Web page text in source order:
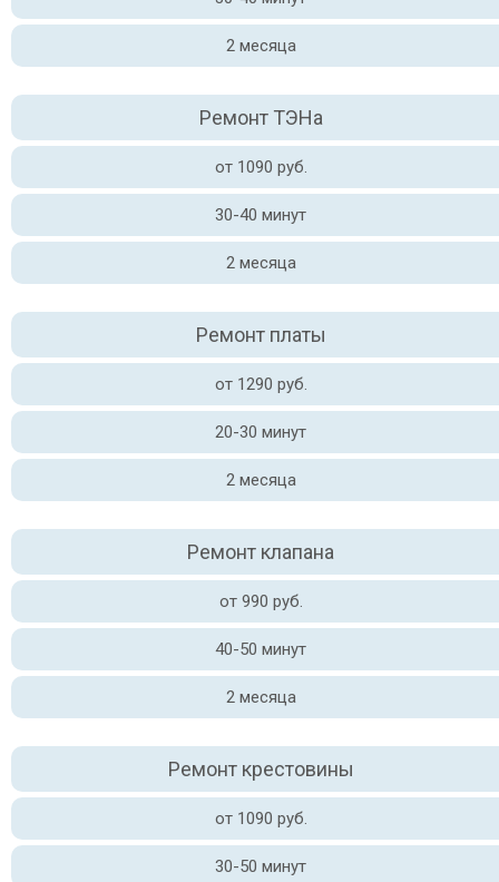
2 месяца
Ремонт ТЭНа
от 1090 руб.
30-40 минут
2 месяца
Ремонт платы
от 1290 руб.
20-30 минут
2 месяца
Ремонт клапана
от 990 руб.
40-50 минут
2 месяца
Ремонт крестовины
от 1090 руб.
30-50 минут